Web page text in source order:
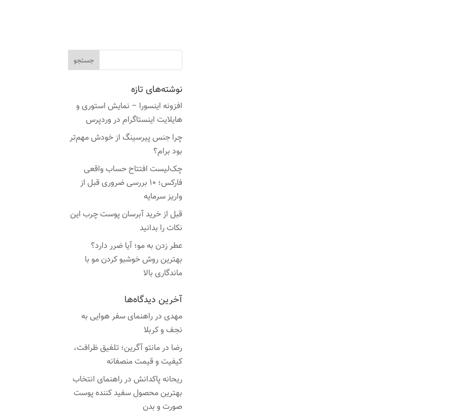
نوشته‌های تازه
افزونه اینسورا – نمایش استوری و
هایلایت اینستاگرام در وردپرس
چرا جنس پیرسینگ از خودش مهم‌تر
بود برام؟
چک‌لیست افتتاح حساب واقعی
فارکس؛ ۱۰ بررسی ضروری قبل از
واریز سرمایه
قبل از خرید آبرسان پوست چرب این
نکات را بدانید
عطر زدن به مو؛ آیا ضرر دارد؟
بهترین روش خوشبو کردن مو با
ماندگاری بالا
آخرین دیدگاه‌ها
مهدی درراهنمای سفر هوایی به
نجف و کربلا
رضا درمانتو آگرین؛ تلفیق ظرافت،
کیفیت و قیمت منصفانه
ریحانه پاکدانش درراهنمای انتخاب
بهترین محصول سفید کننده پوست
صورت و بدن